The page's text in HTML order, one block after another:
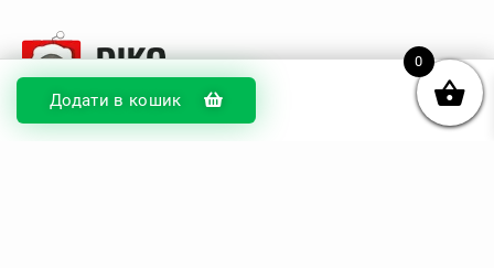
Додати в кошик
0